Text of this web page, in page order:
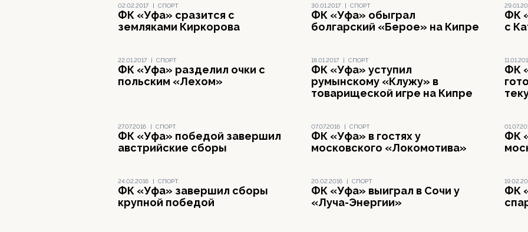
02.02.2017 | СПОРТ
ФК «Уфа» сразится с
земляками Киркорова
30.01.2017 | СПОРТ
ФК «Уфа» обыграл
болгарский «Берое» на Кипре
ФК
с
22.01.2017 | СПОРТ
ФК «Уфа» разделил очки с
польским «Лехом»
18.01.2017 | СПОРТ
ФК «Уфа» уступил
румынскому «Клужу» в
товарищеской игре на Кипре
ФК
27.07.2016 | СПОРТ
ФК «Уфа» победой завершил
австрийские сборы
07.07.2016 | СПОРТ
ФК «Уфа» в гостях у
московского «Локомотива»
ФК
24.02.2016 | СПОРТ
ФК «Уфа» завершил сборы
крупной победой
20.02.2016 | СПОРТ
ФК «Уфа» выиграл в Сочи у
«Луча-Энергии»
ФК